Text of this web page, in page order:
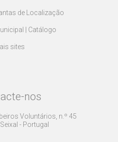
de Localização
| Catálogo
sites
nos
Voluntários, n.º 45
- Portugal